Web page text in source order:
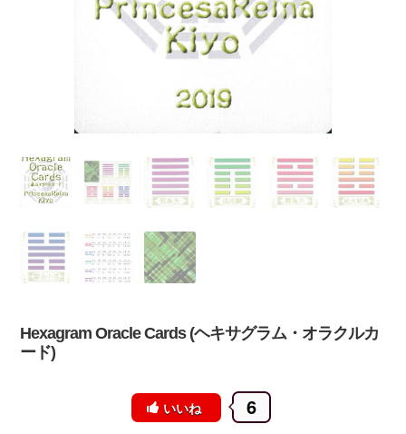
カード関連グッズ
Hexagram Oracle Cards (ヘキサグラム・オラクルカ
ード)
いいね 6